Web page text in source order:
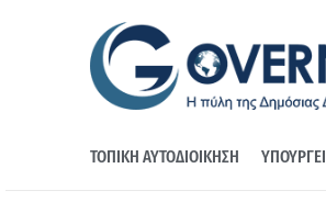
ΤΟΠΙΚΗ ΑΥΤΟΔΙΟΙΚΗΣΗ